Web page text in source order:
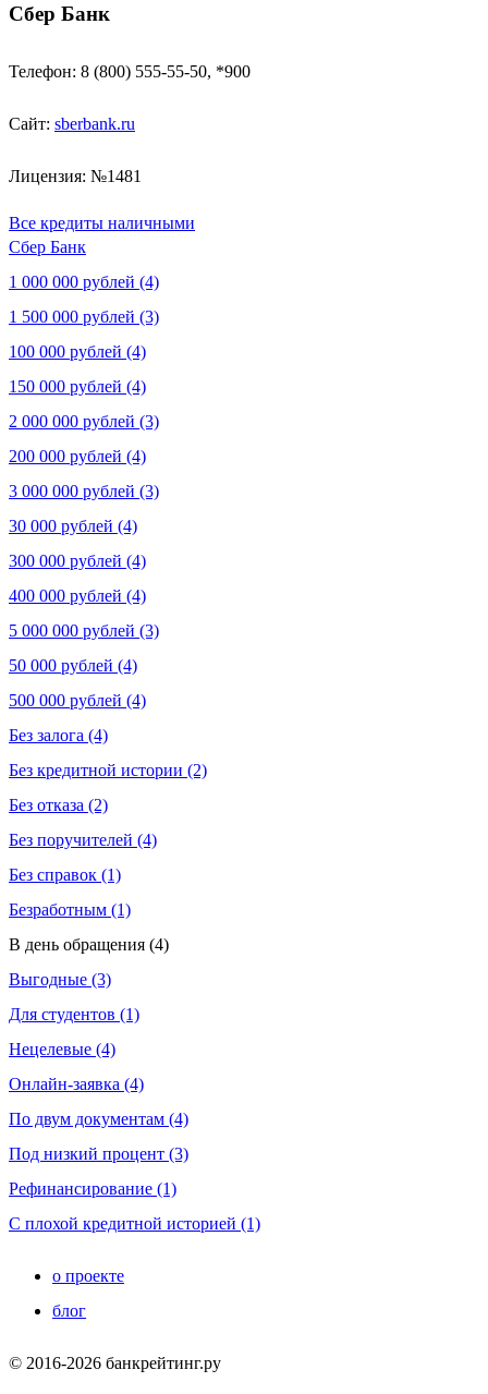
Сбер Банк
Телефон: 8 (800) 555-55-50, *900
Сайт: sberbank.ru
Лицензия: №1481
Все кредиты наличными
Сбер Банк
1 000 000 рублей (4)
1 500 000 рублей (3)
100 000 рублей (4)
150 000 рублей (4)
2 000 000 рублей (3)
200 000 рублей (4)
3 000 000 рублей (3)
30 000 рублей (4)
300 000 рублей (4)
400 000 рублей (4)
5 000 000 рублей (3)
50 000 рублей (4)
500 000 рублей (4)
Без залога (4)
Без кредитной истории (2)
Без отказа (2)
Без поручителей (4)
Без справок (1)
Безработным (1)
В день обращения (4)
Выгодные (3)
Для студентов (1)
Нецелевые (4)
Онлайн-заявка (4)
По двум документам (4)
Под низкий процент (3)
Рефинансирование (1)
С плохой кредитной историей (1)
о проекте
блог
© 2016-2026 банкрейтинг.ру